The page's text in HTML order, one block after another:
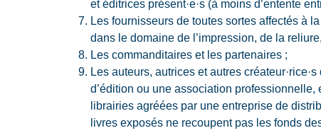
et éditrices présent·e·s (à moins d’entente
Les fournisseurs de toutes sortes affectés à
dans le domaine de l’impression, de la
Les commanditaires et les partenaires ;
Les auteurs, autrices et autres
d’édition ou une association
librairies agréées par une entreprise de
livres exposés ne recoupent pas les fonds